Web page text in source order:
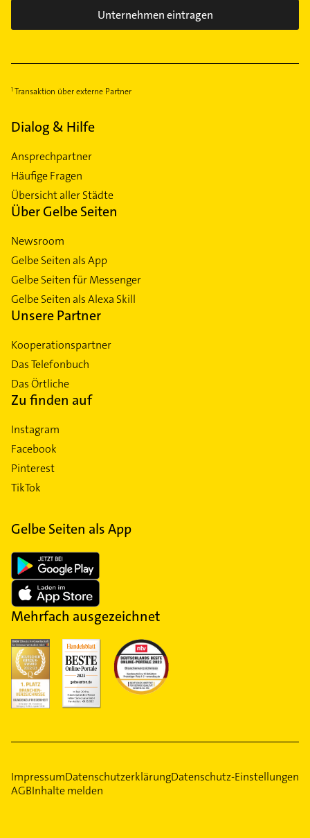
Unternehmen eintragen
Transaktion über externe Partner
Dialog & Hilfe
Ansprechpartner
Häufige Fragen
Übersicht aller Städte
Über Gelbe Seiten
Newsroom
Gelbe Seiten als App
Gelbe Seiten für Messenger
Gelbe Seiten als Alexa Skill
Unsere Partner
Kooperationspartner
Das Telefonbuch
Das Örtliche
Zu finden auf
Instagram
Facebook
Pinterest
TikTok
Gelbe Seiten als App
Mehrfach ausgezeichnet
ImpressumDatenschutzerklärungDatenschutz-Einstellungen
AGBInhalte melden